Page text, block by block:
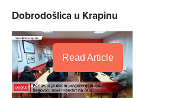
Dobrodošlica u Krapinu
Read Article